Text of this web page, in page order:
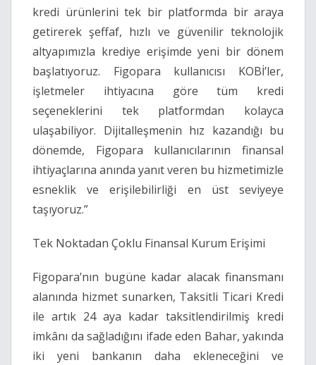
kredi ürünlerini tek bir platformda bir araya
getirerek şeffaf, hızlı ve güvenilir teknolojik
altyapımızla krediye erişimde yeni bir dönem
başlatıyoruz. Figopara kullanıcısı KOBİ’ler,
işletmeler ihtiyacına göre tüm kredi
seçeneklerini tek platformdan kolayca
ulaşabiliyor. Dijitalleşmenin hız kazandığı bu
dönemde, Figopara kullanıcılarının finansal
ihtiyaçlarına anında yanıt veren bu hizmetimizle
esneklik ve erişilebilirliği en üst seviyeye
taşıyoruz.”
Tek Noktadan Çoklu Finansal Kurum Erişimi
Figopara’nın bugüne kadar alacak finansmanı
alanında hizmet sunarken, Taksitli Ticari Kredi
ile artık 24 aya kadar taksitlendirilmiş kredi
imkânı da sağladığını ifade eden Bahar, yakında
iki yeni bankanın daha ekleneceğini ve